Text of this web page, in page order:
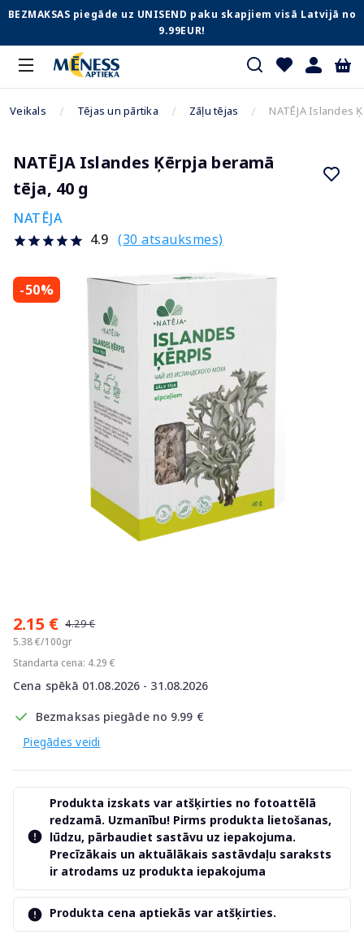
BEZMAKSAS piegāde uz UNISEND paku skapjiem visā Latvijā no
9.99EUR!
Veikals Tējas un pārtika Zāļu tējas NATĒJA Islandes
NATĒJA Islandes Ķērpja beramā
tēja, 40 g
NATĒJA
4.9 (30 atsauksmes)
-50%
2.15 € 4.29 €
5.38 €/100gr
Standarta cena: 4.29 €
Cena spēkā 01.08.2026 - 31.08.2026
Bezmaksas piegāde no 9.99 €
Piegādes veidi
Produkta izskats var atšķirties no fotoattēlā
redzamā. Uzmanību! Pirms produkta lietošanas,
lūdzu, pārbaudiet sastāvu uz iepakojuma.
Precīzākais un aktuālākais sastāvdaļu saraksts
ir atrodams uz produkta iepakojuma
Produkta cena aptiekās var atšķirties.